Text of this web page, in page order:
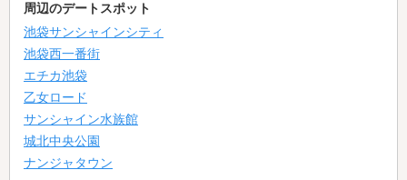
★秋季限定ハロウィンコスプレ★
9/1(日)よりバリエーション豊かな ハロウィン限定のレンタルコスプ
レをスタート！
2着まで無料でご利用いただけます♪
秋だけの特別コスプレを是非お楽しみください！
★夏季限定チューハイ・サワー150円フェア★
限定のスペシャル商品や夏らしい爽やかなフレーバーを
周辺のデートスポット
池袋サンシャインシティ
池袋西一番街
エチカ池袋
乙女ロード
サンシャイン水族館
城北中央公園
ナンジャタウン